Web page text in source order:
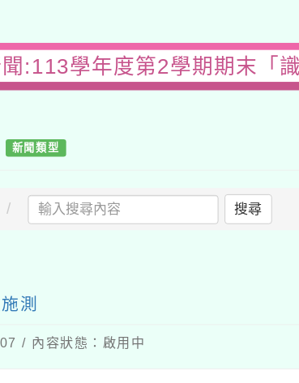
:113學年度第2學期期末「
新聞類型
搜尋
測
/ 內容狀態：啟用中